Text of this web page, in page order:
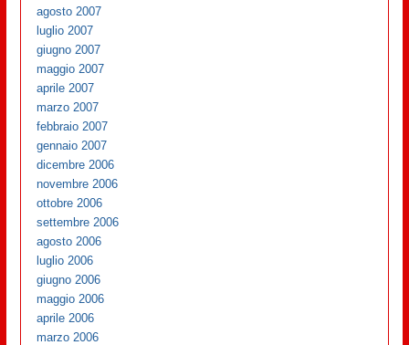
agosto 2007
luglio 2007
giugno 2007
maggio 2007
aprile 2007
marzo 2007
febbraio 2007
gennaio 2007
dicembre 2006
novembre 2006
ottobre 2006
settembre 2006
agosto 2006
luglio 2006
giugno 2006
maggio 2006
aprile 2006
marzo 2006